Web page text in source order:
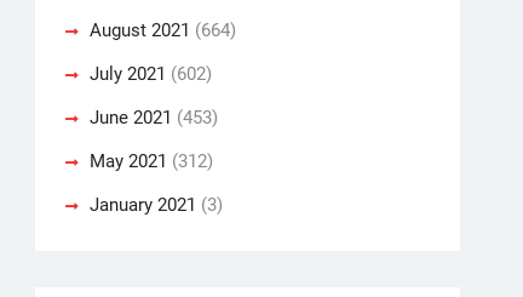
August 2021 (664)
July 2021 (602)
June 2021 (453)
May 2021 (312)
January 2021 (3)